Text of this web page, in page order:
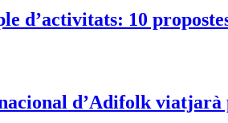
d’activitats: 10
d’Adifolk